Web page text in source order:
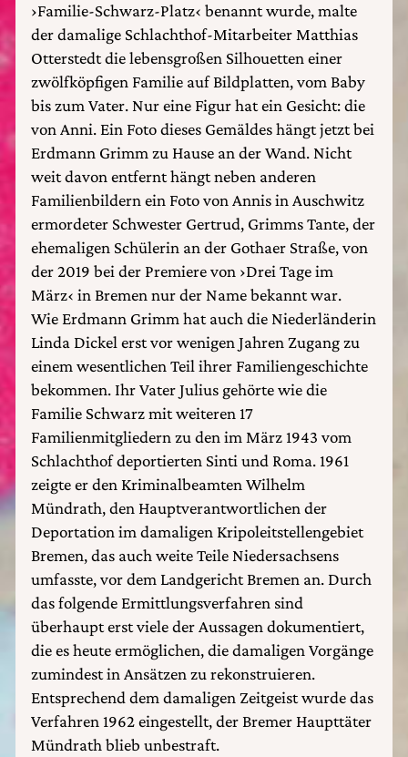
›Familie-Schwarz-Platz‹ benannt wurde, malte
der damalige Schlachthof-Mitarbeiter Matthias
Otterstedt die lebensgroßen Silhouetten einer
zwölfköpfigen Familie auf Bildplatten, vom Baby
bis zum Vater. Nur eine Figur hat ein Gesicht: die
von Anni. Ein Foto dieses Gemäldes hängt jetzt bei
Erdmann Grimm zu Hause an der Wand. Nicht
weit davon entfernt hängt neben anderen
Familienbildern ein Foto von Annis in Auschwitz
ermordeter Schwester Gertrud, Grimms Tante, der
ehemaligen Schülerin an der Gothaer Straße, von
der 2019 bei der Premiere von ›Drei Tage im
März‹ in Bremen nur der Name bekannt war.
Wie Erdmann Grimm hat auch die Niederländerin
Linda Dickel erst vor wenigen Jahren Zugang zu
einem wesentlichen Teil ihrer Familiengeschichte
bekommen. Ihr Vater Julius gehörte wie die
Familie Schwarz mit weiteren 17
Familienmitgliedern zu den im März 1943 vom
Schlachthof deportierten Sinti und Roma. 1961
zeigte er den Kriminalbeamten Wilhelm
Mündrath, den Hauptverantwortlichen der
Deportation im damaligen Kripoleitstellengebiet
Bremen, das auch weite Teile Niedersachsens
umfasste, vor dem Landgericht Bremen an. Durch
das folgende Ermittlungsverfahren sind
überhaupt erst viele der Aussagen dokumentiert,
die es heute ermöglichen, die damaligen Vorgänge
zumindest in Ansätzen zu rekonstruieren.
Entsprechend dem damaligen Zeitgeist wurde das
Verfahren 1962 eingestellt, der Bremer Haupttäter
Mündrath blieb unbestraft.